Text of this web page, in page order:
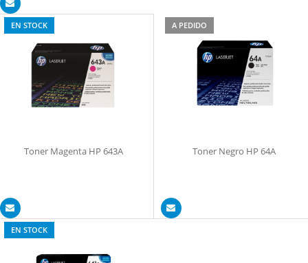
EN STOCK
Toner Magenta HP 643A
A PEDIDO
Toner Negro HP 64A
EN STOCK